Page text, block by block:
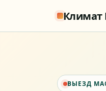
Климат
ВЫЕЗД